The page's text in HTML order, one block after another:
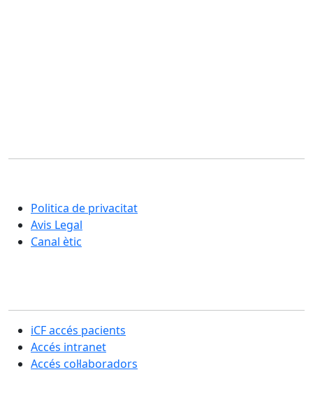
Politica de privacitat
Avis Legal
Canal ètic
iCF accés pacients
Accés intranet
Accés col·laboradors